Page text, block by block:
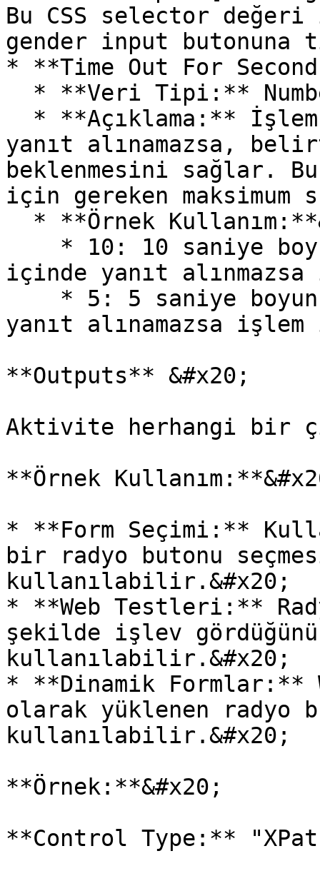
Bu CSS selector
gender input butonuna
* **Time Out For
yanıt alınamazsa,
beklenmesini sağlar.
için gereken
içinde yanıt
yanıt alınamazsa
**Outputs** &#x20;
Aktivite herhangi bir
**Örnek
* **Form Seçimi:**
bir radyo butonu
kullanılabilir.&#x20;
* **Web Testleri:**
şekilde işlev
kullanılabilir.&#x20;
* **Dinamik Formlar:**
olarak yüklenen radyo
kullanılabilir.&#x20;
**Örnek:**&#x20;
**Control Type:**